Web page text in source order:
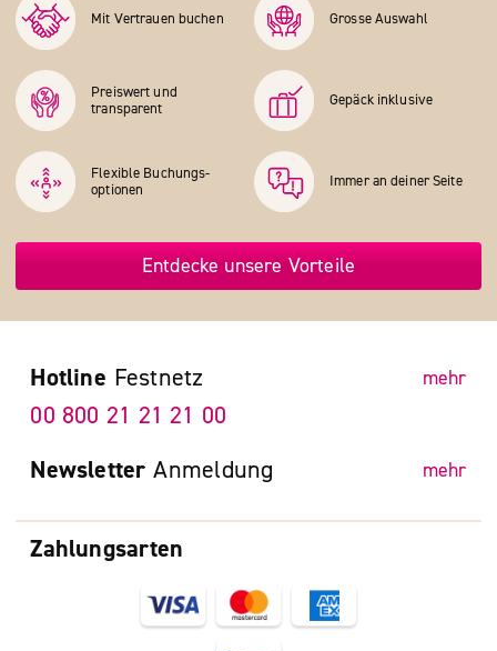
Mit Vertrauen buchen Grosse Auswahl
Preiswert und
transparent
Gepäck inklusive
Flexible Buchungs­
optionen
Immer an deiner Seite
Entdecke unsere Vorteile
Zahlungsarten
Hotline Festnetz mehr
00 800 21 21 21 00
Newsletter Anmeldung mehr